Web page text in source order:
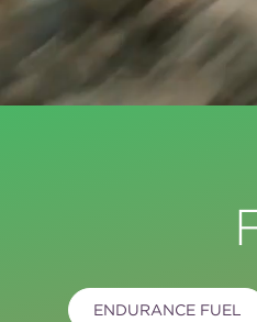
ENDURANCE FUEL